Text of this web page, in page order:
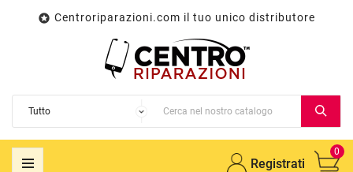
 Centroriparazioni.com il tuo unico distributore
Registrati
0